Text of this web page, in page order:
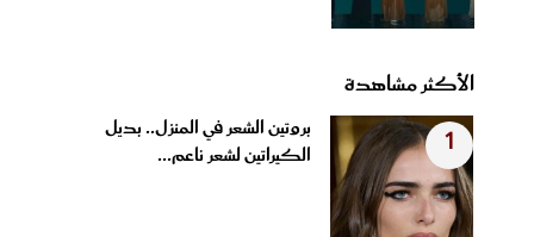
الأكثر مشاهدة
1
بروتين الشعر في المنزل.. بديل
الكيراتين لشعر ناعم...